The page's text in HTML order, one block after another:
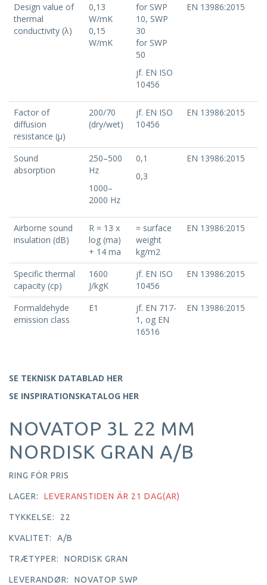
Design value of
thermal
conductivity (λ)
0,13
W/mK
0,15
W/mK
for SWP
10, SWP
30
for SWP
50
jf. EN ISO
10456
EN 13986:2015
Factor of
diffusion
resistance (μ)
200/70
(dry/wet)
jf. EN ISO
10456
EN 13986:2015
Sound
absorption
250–500
Hz
1000–
2000 Hz
0,1
0,3
EN 13986:2015
Airborne sound
insulation (dB)
R = 13 x
log (ma)
+ 14 ma
= surface
weight
kg/m2
EN 13986:2015
Specific thermal
capacity (cp)
1600
J/kgK
jf. EN ISO
10456
EN 13986:2015
Formaldehyde
emission class
E1
jf. EN 717-
1, og EN
16516
EN 13986:2015
SE TEKNISK DATABLAD HER
SE INSPIRATIONSKATALOG HER
NOVATOP 3L 22 MM
NORDISK GRAN A/B
RING FÖR PRIS
LAGER: LEVERANSTIDEN ÄR 21 DAG(AR)
TYKKELSE: 22
KVALITET: A/B
TRÆTYPER: NORDISK GRAN
LEVERANDØR: NOVATOP SWP